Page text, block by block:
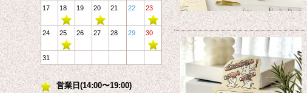
17 18 19 20 21 22 23
24 25 26 27 28 29 30
31
営業日(14:00〜19:00)